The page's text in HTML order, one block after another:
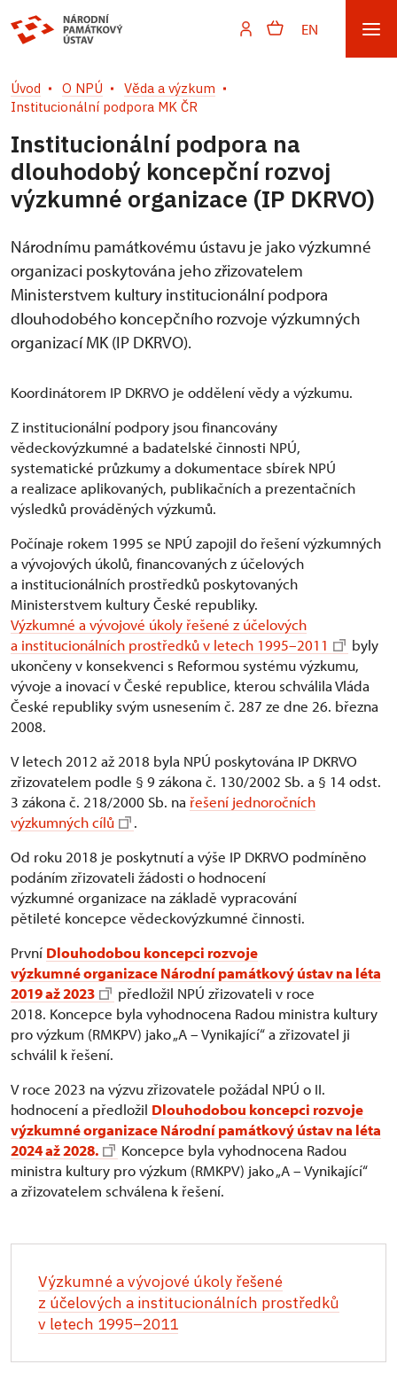
EN
Úvod O NPÚ
Věda a výzkum
Institucionální podpora MK ČR
Institucionální podpora na
dlouhodobý koncepční rozvoj
výzkumné organizace (IP DKRVO)
Národnímu památkovému ústavu je jako výzkumné
organizaci poskytována jeho zřizovatelem
Ministerstvem kultury institucionální podpora
dlouhodobého koncepčního rozvoje výzkumných
organizací MK (IP DKRVO).
Koordinátorem IP DKRVO je oddělení vědy a výzkumu.
Z institucionální podpory jsou financovány
vědeckovýzkumné a badatelské činnosti NPÚ,
systematické průzkumy a dokumentace sbírek NPÚ
a realizace aplikovaných, publikačních a prezentačních
výsledků prováděných výzkumů.
Počínaje rokem 1995 se NPÚ zapojil do řešení výzkumných
a vývojových úkolů, financovaných z účelových
a institucionálních prostředků poskytovaných
Ministerstvem kultury České republiky.
Výzkumné a vývojové úkoly řešené z účelových
a institucionálních prostředků v letech 1995–2011
byly
ukončeny v konsekvenci s Reformou systému výzkumu,
vývoje a inovací v České republice, kterou schválila Vláda
České republiky svým usnesením č. 287 ze dne 26. března
2008.
V letech 2012 až 2018 byla NPÚ poskytována IP DKRVO
zřizovatelem podle § 9 zákona č. 130/2002 Sb. a § 14 odst.
3 zákona č. 218/2000 Sb. na řešení jednoročních
výzkumných cílů
.
Od roku 2018 je poskytnutí a výše IP DKRVO podmíněno
podáním zřizovateli žádosti o hodnocení
výzkumné organizace na základě vypracování
pětileté koncepce vědeckovýzkumné činnosti.
První Dlouhodobou koncepci rozvoje
výzkumné organizace Národní památkový ústav na léta
2019 až 2023
předložil NPÚ zřizovateli v roce
2018. Koncepce byla vyhodnocena Radou ministra kultury
pro výzkum (RMKPV) jako „A – Vynikající“ a zřizovatel ji
schválil k řešení.
V roce 2023 na výzvu zřizovatele požádal NPÚ o II.
hodnocení a předložil Dlouhodobou koncepci rozvoje
výzkumné organizace Národní památkový ústav na léta
2024 až 2028.
Koncepce byla vyhodnocena Radou
ministra kultury pro výzkum (RMKPV) jako „A – Vynikající“
a zřizovatelem schválena k řešení.
Výzkumné a vývojové úkoly řešené
z účelových a institucionálních prostředků
v letech 1995–2011